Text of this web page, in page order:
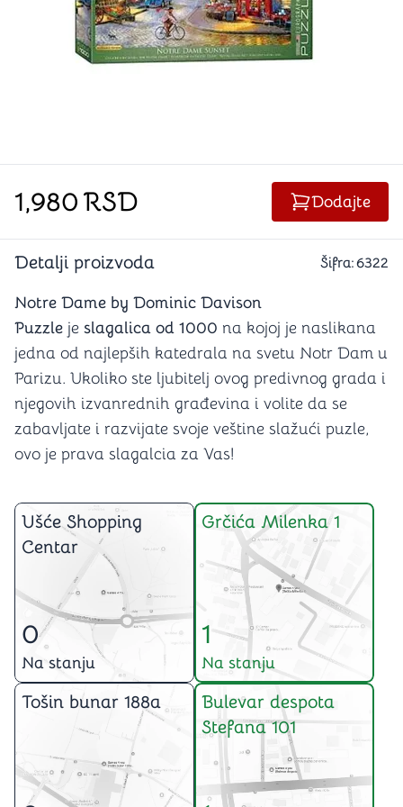
1,980RSD Dodajte
Detalji proizvoda Šifra:6322
Notre Dame by Dominic Davison
Puzzle je slagalica od 1000 na kojoj je naslikana
jedna od najlepših katedrala na svetu Notr Dam u
Parizu. Ukoliko ste ljubitelj ovog predivnog grada i
njegovih izvanrednih građevina i volite da se
zabavljate i razvijate svoje veštine slažući puzle,
ovo je prava slagalcia za Vas!
Ušće Shopping
Centar
0
Na stanju
Grčića Milenka 1
1
Na stanju
Tošin bunar 188a
Bulevar despota
Stefana 101